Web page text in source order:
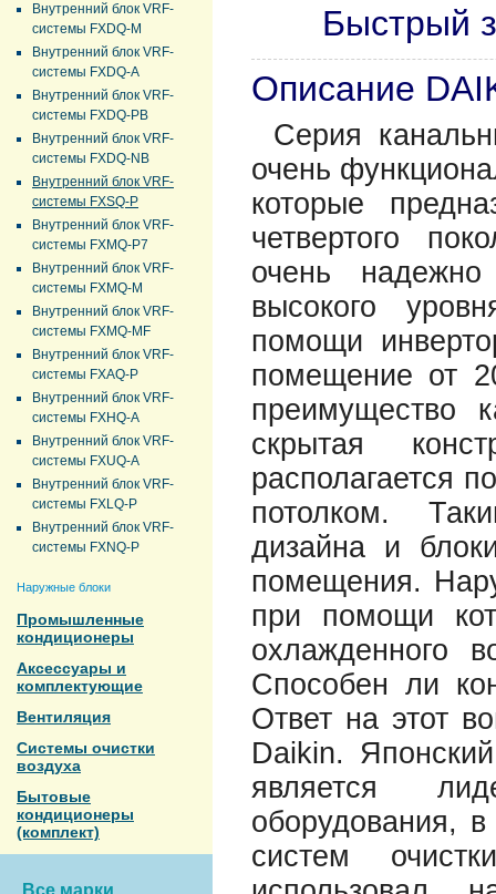
Внутренний блок VRF-
системы FXDQ-M
Внутренний блок VRF-
системы FXDQ-A
Внутренний блок VRF-
системы FXDQ-PB
Внутренний блок VRF-
системы FXDQ-NB
Внутренний блок VRF-
системы FXSQ-P
Внутренний блок VRF-
системы FXMQ-P7
Внутренний блок VRF-
системы FXMQ-M
Внутренний блок VRF-
системы FXMQ-MF
Внутренний блок VRF-
системы FXAQ-P
Внутренний блок VRF-
системы FXHQ-A
Внутренний блок VRF-
системы FXUQ-A
Внутренний блок VRF-
системы FXLQ-P
Внутренний блок VRF-
системы FXNQ-P
Наружные блоки
Промышленные
кондиционеры
Аксессуары и
комплектующие
Вентиляция
Системы очистки
воздуха
Бытовые
кондиционеры
(комплект)
Все марки
Быстрый
Описание
Серия
очень
которые
четвертого
очень
высокого
помощи
помещение от
преимущество
скрытая
располагается
потолком.
дизайна и
помещения.
при помощи
охлажденного
Способен ли
Ответ на этот
Daikin.
является
оборудования,
систем